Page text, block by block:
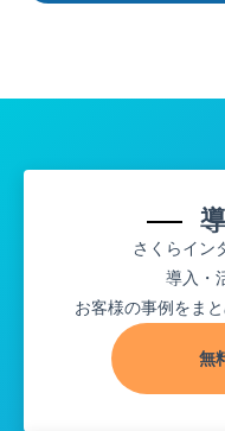
さくらイン
導入・
お客様の事例をま
無